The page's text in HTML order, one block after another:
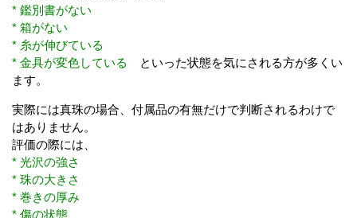
* 鑑別書がない
* 箱がない
* 糸が伸びている
* 金具が変色している
といった状態を気にされる方が多くい
ます。
実際には真珠の場合、付属品の有無だけで判断されるわけで
はありません。
評価の際には、
* 光沢の強さ
* 珠の大きさ
* 巻きの厚み
* 傷の状態